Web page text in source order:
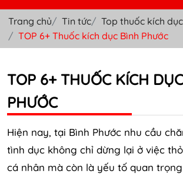
TRANG CHỦ
THUỐC KÍCH DỤC NỮ
THUỐC NƯỚC KÍCH DỤC NAM
THUỐC VIÊN KÍCH DỤC NAM
SẢN PHẨM KHÁC
TIN TỨC & BLOG
Trang chủ Tin tức
Top thuốc kích dục
TOP 6+ Thuốc kích dục Bình Phước
TOP 6+ THUỐC KÍCH
PHƯỚC
Hiện nay, tại Bình Phước nhu cầu
tình dục không chỉ dừng lại ở việc
cá nhân mà còn là yếu tố quan